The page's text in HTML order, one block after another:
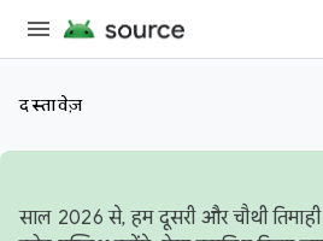
दस्तावेज़
साल 2026 से, हम दूसरी और चौथी